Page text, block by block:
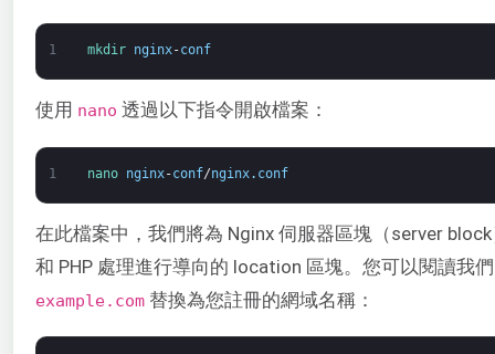
1 mkdir nginx-conf
使用 nano 透過以下指令開啟檔案：
1 nano nginx-conf/nginx. conf
在此檔案中，我們將為 Nginx 伺服器區塊（server
和 PHP 處理進行導向的 location 區塊。您可以閱讀我
example.com 替換為您註冊的網域名稱：